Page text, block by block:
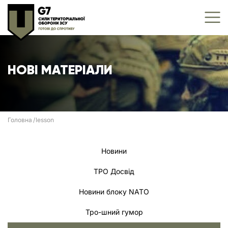
НОВІ МАТЕРІАЛИ
Головна lesson
Новини
ТРО Досвід
Новини блоку NATO
Тро-шний гумор